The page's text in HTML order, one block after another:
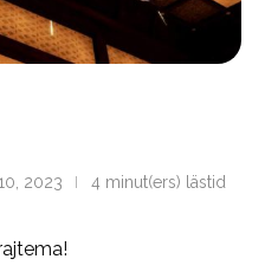
2023 4 minut(ers) lästid